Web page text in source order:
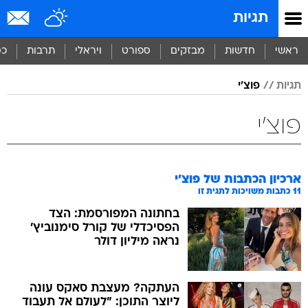
תגיות
ראשי חדשות מבזקים ספורט ויראלי תרבות
תגיות פוצ'י
פוצ'י
ארכיון הכתבות של פוצ'י
11 כתבות משויכות לתגית זו
בחתונה המפורסמת: הצד
הפסיכדלי של קורל סימנוביץ'
נראה מיליון דולר
העתקה? מעצבת סאקס עונה
ליוצר התוכן: "לעולם אל תעבוד